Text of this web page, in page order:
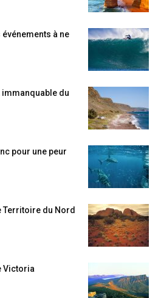
à ne
immanquable du
pour une peur
Territoire du Nord
Victoria